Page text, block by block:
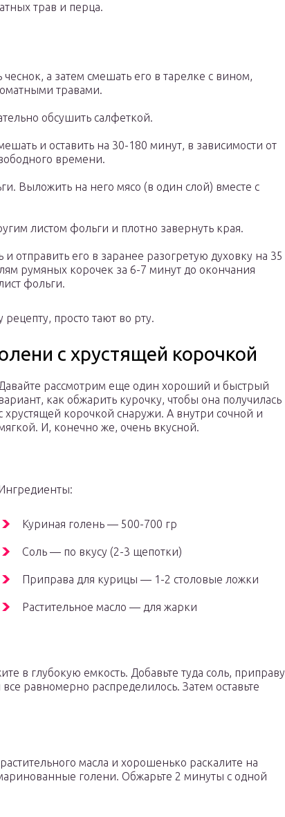
трав и перца.
а затем смешать его в тарелке с вином,
травами.
обсушить салфеткой.
и оставить на 30-180 минут, в зависимости от
времени.
Выложить на него мясо (в один слой) вместе с
листом фольги и плотно завернуть края.
отправить его в заранее разогретую духовку на 35
румяных корочек за 6-7 минут до окончания
фольги.
просто тают во рту.
с хрустящей корочкой
Давайте рассмотрим еще один хороший и быстрый
как обжарить курочку, чтобы она получилась
хрустящей корочкой снаружи. А внутри сочной и
И, конечно же, очень вкусной.
Куриная голень — 500-700 гр
Соль — по вкусу (2-3 щепотки)
Приправа для курицы — 1-2 столовые ложки
Растительное масло — для жарки
в глубокую емкость. Добавьте туда соль, приправу
равномерно распределилось. Затем оставьте
масла и хорошенько раскалите на
голени. Обжарьте 2 минуты с одной